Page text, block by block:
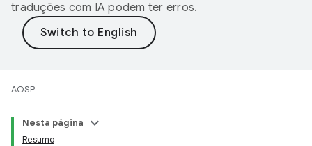
traduções com IA podem ter erros.
AOSP
Nesta página
Resumo